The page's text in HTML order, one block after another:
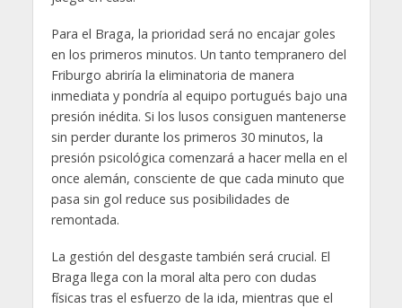
Para el Braga, la prioridad será no encajar goles
en los primeros minutos. Un tanto tempranero del
Friburgo abriría la eliminatoria de manera
inmediata y pondría al equipo portugués bajo una
presión inédita. Si los lusos consiguen mantenerse
sin perder durante los primeros 30 minutos, la
presión psicológica comenzará a hacer mella en el
once alemán, consciente de que cada minuto que
pasa sin gol reduce sus posibilidades de
remontada.
La gestión del desgaste también será crucial. El
Braga llega con la moral alta pero con dudas
físicas tras el esfuerzo de la ida, mientras que el